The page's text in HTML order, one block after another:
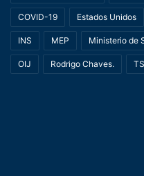
COVID-19 Estados Unidos
INS MEP Ministerio de
OIJ Rodrigo Chaves.